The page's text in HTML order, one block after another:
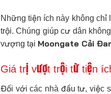
Những tiện ích này không
trội. Chúng giúp cư dân
vượng tại Moongate Cải
Giá trị vượt trội từ tiện
Đối với các nhà đầu tư, việc